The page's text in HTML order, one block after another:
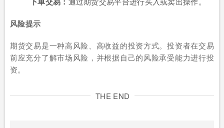
风险提示
期货交易是一种高风险、高收益的投资方式。投资者在交易
前应充分了解市场风险，并根据自己的风险承受能力进行投
资。
THE END